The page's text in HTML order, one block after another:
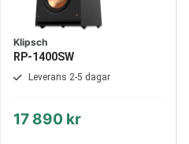
Klipsch
RP-1400SW
Leverans 2-5 dagar
17 890 kr